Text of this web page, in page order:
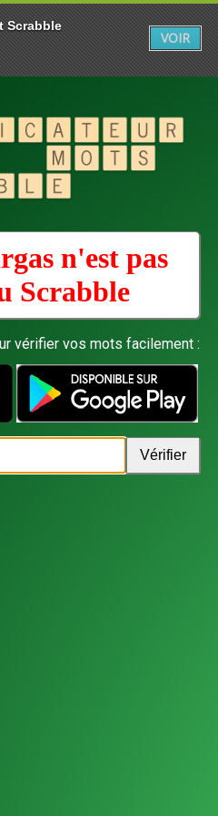
n'est pas
Scrabble
vérifier vos mots facilement :
Scrabble
VOIR